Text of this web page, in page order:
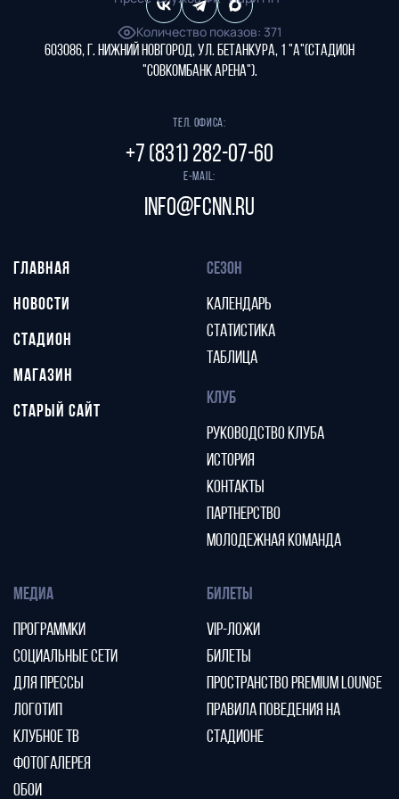
Количество показов: 371
603086, г. Нижний Новгород, ул. Бетанкура, 1 "А"(стадион
"СОВКОМБАНК АРЕНА").
Тел. офиса:
+7 (831) 282-07-60
E-mail:
info@fcnn.ru
ГЛАВНАЯ
НОВОСТИ
СТАДИОН
МАГАЗИН
СТАРЫЙ САЙТ
СЕЗОН
КАЛЕНДАРЬ
СТАТИСТИКА
ТАБЛИЦА
КЛУБ
РУКОВОДСТВО КЛУБА
ИСТОРИЯ
КОНТАКТЫ
ПАРТНЕРСТВО
МОЛОДЕЖНАЯ КОМАНДА
МЕДИА
ПРОГРАММКИ
СОЦИАЛЬНЫЕ СЕТИ
ДЛЯ ПРЕССЫ
ЛОГОТИП
КЛУБНОЕ ТВ
ФОТОГАЛЕРЕЯ
ОБОИ
БИЛЕТЫ
VIP-ЛОЖИ
БИЛЕТЫ
ПРОСТРАНСТВО PREMIUM LOUNGE
ПРАВИЛА ПОВЕДЕНИЯ НА
СТАДИОНЕ